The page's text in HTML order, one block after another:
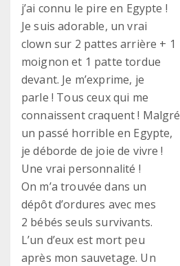
j’ai connu le pire en Egypte !
Je suis adorable, un vrai
clown sur 2 pattes arrière + 1
moignon et 1 patte tordue
devant. Je m’exprime, je
parle ! Tous ceux qui me
connaissent craquent ! Malgré
un passé horrible en Egypte,
je déborde de joie de vivre !
Une vrai personnalité !
On m’a trouvée dans un
dépôt d’ordures avec mes
2 bébés seuls survivants.
L’un d’eux est mort peu
après mon sauvetage. Un